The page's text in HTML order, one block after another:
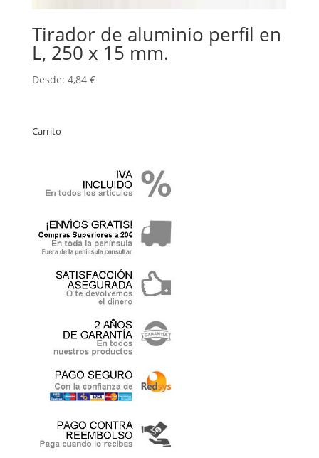
Tirador de aluminio perfil en
L, 250 x 15 mm.
Desde: 4,84 €
Carrito